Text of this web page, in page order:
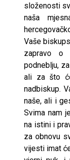
složenosti
naša
Vaše
zapravo o
podneblju,
ali za što
nadbiskup.
naše, ali i
Svima nam
na istini i
za obnovu
vijesti imat